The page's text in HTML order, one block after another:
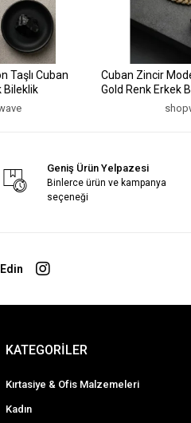
Taşlı Cuban
Bileklik
Cuban Zincir
Gold Renk Erkek
Geniş Ürün Yelpazesi
Binlerce ürün ve kampanya
seçeneği
KATEGORİLER
Kırtasiye & Ofis Malzemeleri
Kadın